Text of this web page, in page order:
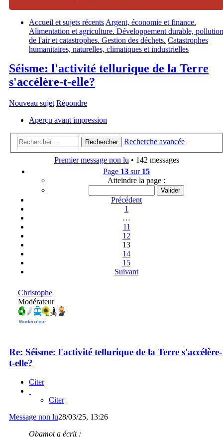
Accueil et sujets récentsArgent, économie et finance.
Alimentation et agriculture. Développement durable, pollution
de l'air et catastrophes. Gestion des déchets. Catastrophes
humanitaires, naturelles, climatiques et industrielles
Séisme: l'activité tellurique de la Terre
s'accélère-t-elle?
Nouveau sujet Répondre
Aperçu avant impression
Rechercher Recherche avancée
Premier message non lu • 142 messages
Page 13 sur 15
Atteindre la page :
Précédent
1
…
11
12
13
14
15
Suivant
Christophe
Modérateur
Re: Séisme: l'activité tellurique de la Terre s'accélère-
t-elle?
Citer
Citer
Message non lu28/03/25, 13:26
Obamot a écrit :